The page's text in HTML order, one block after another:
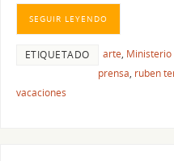
SEGUIR LEYENDO
ETIQUETADO arte, Ministerio
prensa, ruben
vacaciones